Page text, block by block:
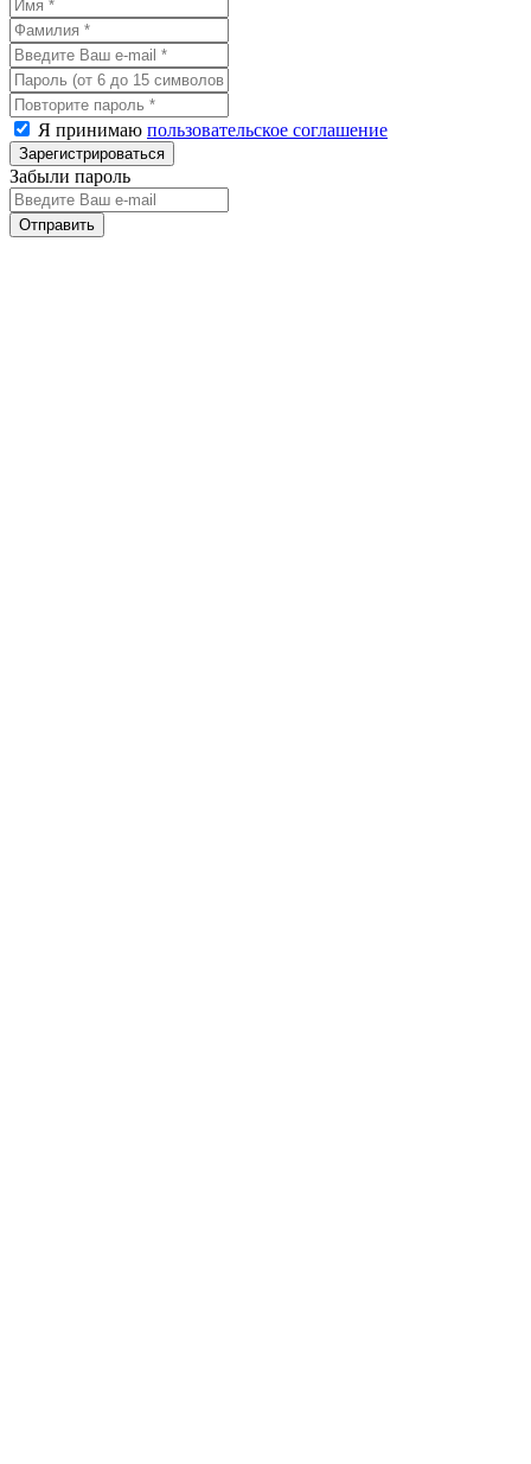
Я принимаю пользовательское соглашение
Забыли пароль